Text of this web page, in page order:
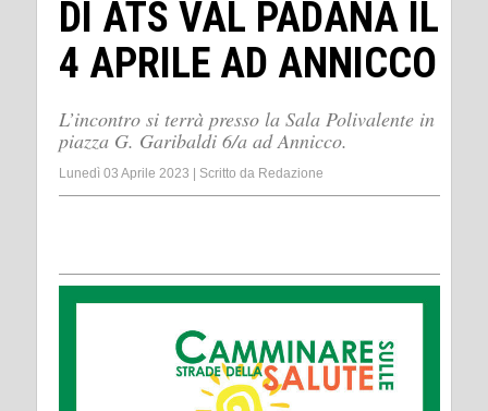
DI ATS VAL PADANA IL
4 APRILE AD ANNICCO
L’incontro si terrà presso la Sala Polivalente in
piazza G. Garibaldi 6/a ad Annicco.
Lunedì 03 Aprile 2023 Scritto da Redazione